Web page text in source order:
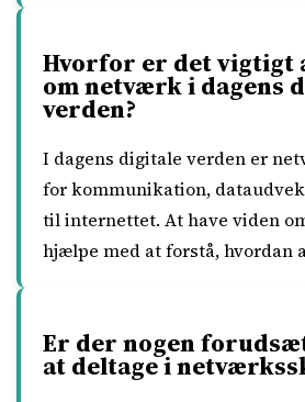
Hvorfor er det vigtigt
om netværk i dagens
verden?
I dagens digitale verden er
for kommunikation,
til internettet. At have viden
hjælpe med at forstå, hvordan
Er der nogen
at deltage i